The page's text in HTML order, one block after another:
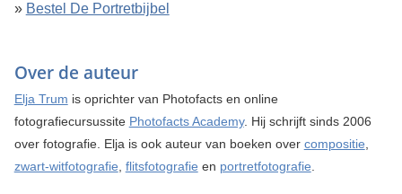
» Bestel De Portretbijbel
Over de auteur
Elja Trum is oprichter van Photofacts en online
fotografiecursussite Photofacts Academy. Hij schrijft sinds 2006
over fotografie. Elja is ook auteur van boeken over compositie,
zwart-witfotografie, flitsfotografie en portretfotografie.